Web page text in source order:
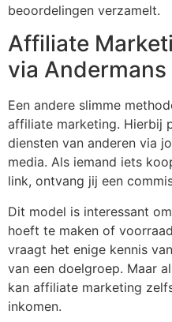
beoordelingen verzamelt.
Affiliate
via
Een andere slimme
affiliate marketing. Hierbij
diensten van anderen via
media. Als iemand iets
link, ontvang jij een
Dit model is interessant
hoeft te maken of
vraagt het enige kennis
van een doelgroep. Maar
kan affiliate marketing
inkomen.